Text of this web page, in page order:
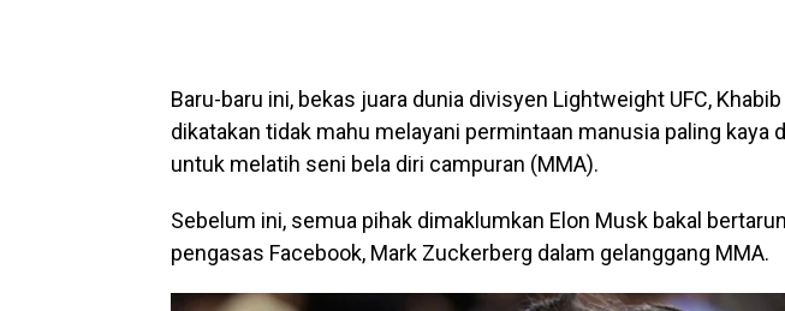
Baru-baru ini, bekas juara dunia divisyen Lightweight UFC,
dikatakan tidak mahu melayani permintaan manusia paling kaya
untuk melatih seni bela diri campuran (MMA).
Sebelum ini, semua pihak dimaklumkan Elon Musk bakal
pengasas Facebook, Mark Zuckerberg dalam gelanggang MMA.